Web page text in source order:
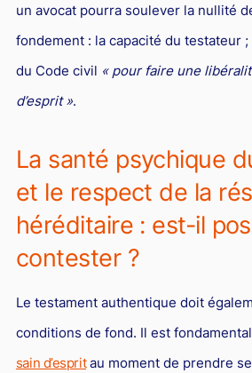
un avocat pourra soulever la nullité
fondement : la capacité du testateur ;
du Code civil « pour faire une
d’esprit ».
La santé psychique
et le respect de la
héréditaire : est-il
contester ?
Le testament authentique doit
conditions de fond. Il est
sain d’espritau moment de prendre